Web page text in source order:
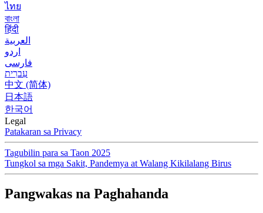
ไทย
বাংলা
हिंदी
العربية
اردو
فارسی
עִברִית
中文 (简体)
日本語
한국어
Legal
Patakaran sa Privacy
Tagubilin para sa Taon 2025
Tungkol sa mga Sakit, Pandemya at Walang Kikilalang Birus
Pangwakas na Paghahanda